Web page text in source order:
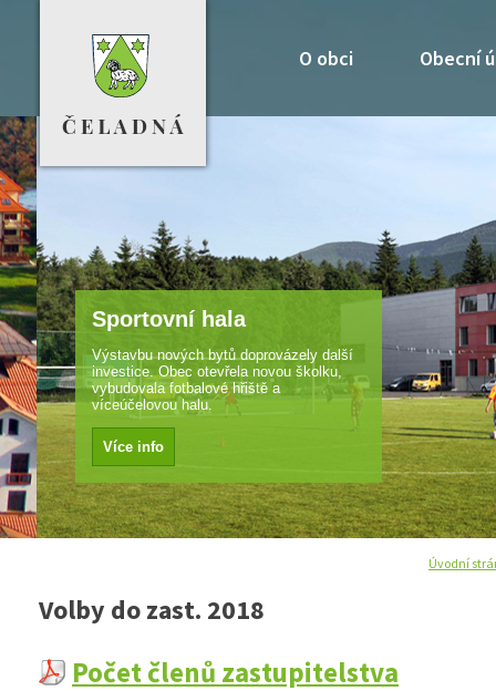
O obci Obecní
Sportovní hala
Výstavbu nových bytů doprovázely další
investice. Obec otevřela novou školku,
vybudovala fotbalové hřiště a
víceúčelovou halu.
Více info
Úvodní
Volby do zast. 2018
Počet členů zastupitelstva